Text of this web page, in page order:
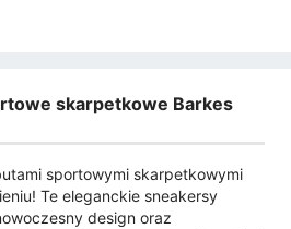
skarpetkowe Barkes
sportowymi skarpetkowymi
Te eleganckie sneakersy
design oraz